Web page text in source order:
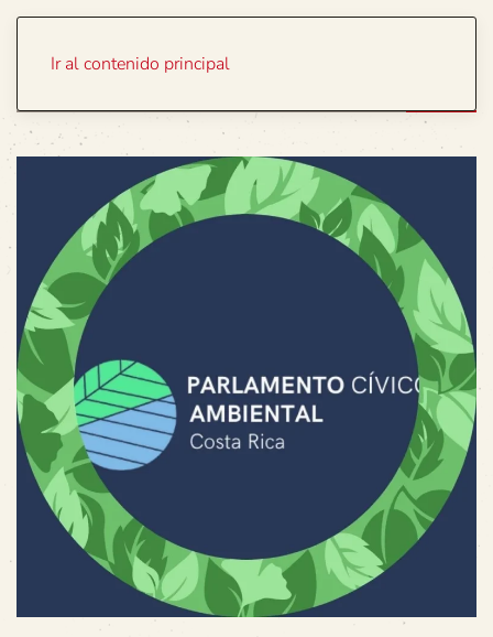
Ir al contenido principal